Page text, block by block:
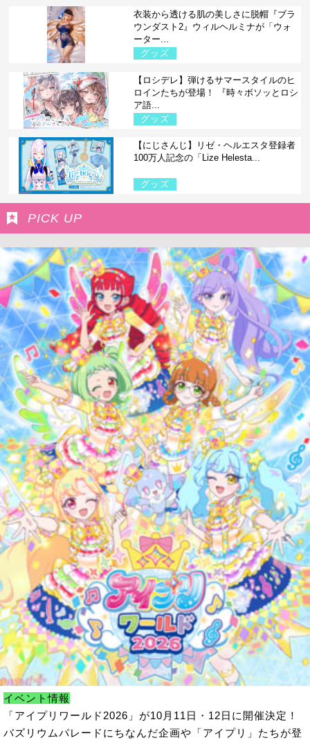
衣装から透ける肌の美しさに脱帽『ブラ
ウンダスト2』ウィルヘルミナが「ウォ
ーター...
グッズ
【ロシデレ】弾けるサマースタイルのヒ
ロインたちが登場！ 『時々ボソッとロシ
ア語...
グッズ
【にじさんじ】リゼ・ヘルエスタ登録者
100万人記念の「Lize Helesta...
グッズ
PICK UP
イベント情報
「アイプリワールド2026」が10月11日・12日に開催決定！
バズリウムパレードにちなんだ企画や「アイプリ」たちが登